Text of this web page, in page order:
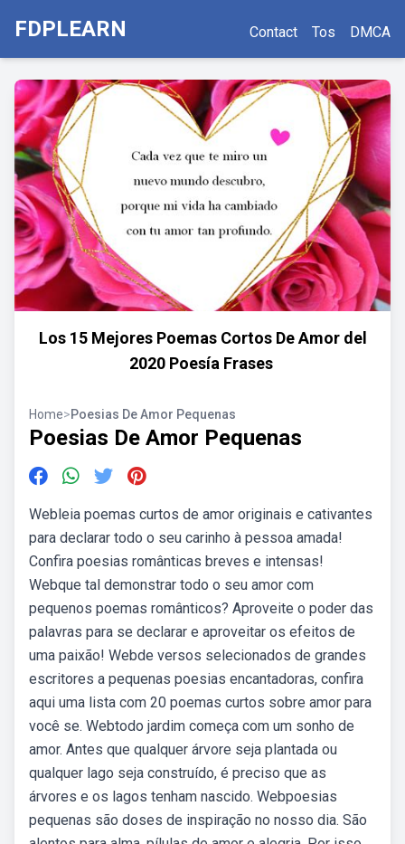
FDPLEARN Contact Tos DMCA
Los 15 Mejores Poemas Cortos De Amor del
2020 ️Poesía Frases ️
Home>Poesias De Amor Pequenas
Poesias De Amor Pequenas
Webleia poemas curtos de amor originais e cativantes
para declarar todo o seu carinho à pessoa amada!
Confira poesias românticas breves e intensas!
Webque tal demonstrar todo o seu amor com
pequenos poemas românticos? Aproveite o poder das
palavras para se declarar e aproveitar os efeitos de
uma paixão! Webde versos selecionados de grandes
escritores a pequenas poesias encantadoras, confira
aqui uma lista com 20 poemas curtos sobre amor para
você se. Webtodo jardim começa com um sonho de
amor. Antes que qualquer árvore seja plantada ou
qualquer lago seja construído, é preciso que as
árvores e os lagos tenham nascido. Webpoesias
pequenas são doses de inspiração no nosso dia. São